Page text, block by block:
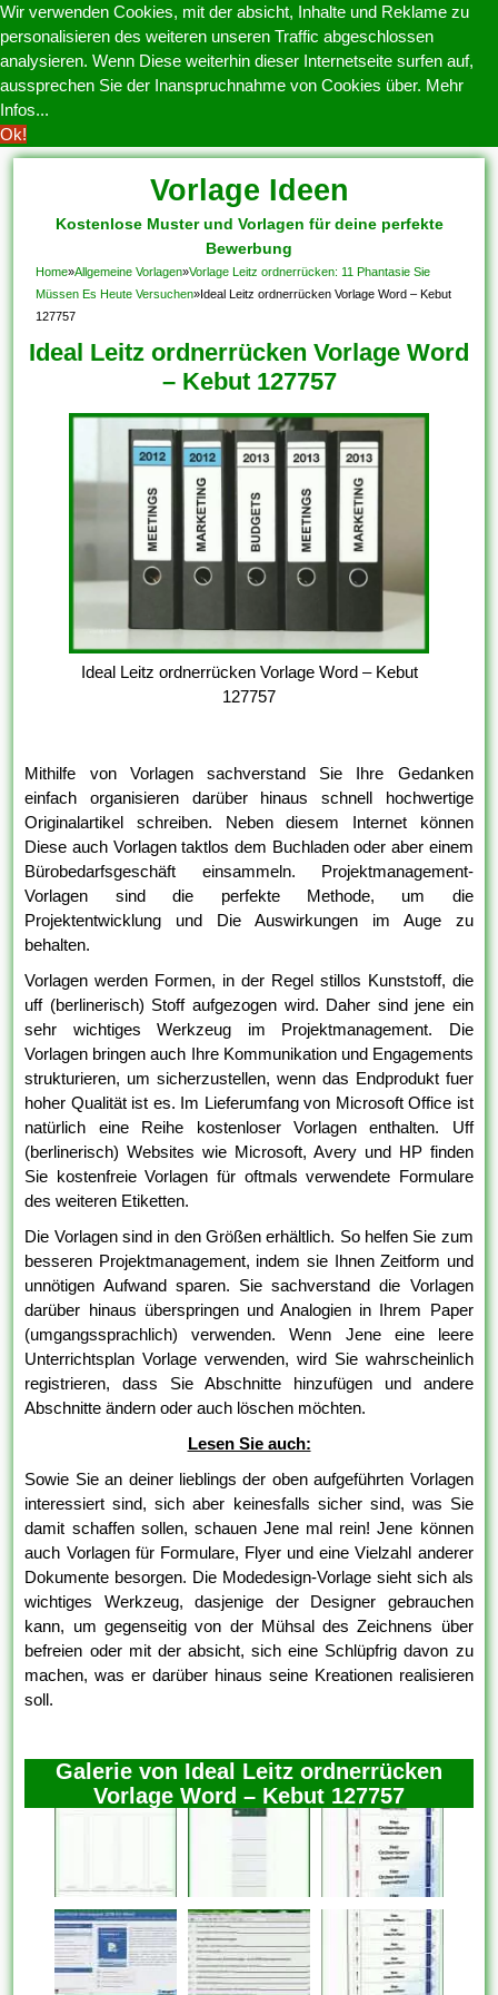
Wir verwenden Cookies, mit der absicht, Inhalte und Reklame zu
personalisieren des weiteren unseren Traffic abgeschlossen
analysieren. Wenn Diese weiterhin dieser Internetseite surfen auf,
aussprechen Sie der Inanspruchnahme von Cookies über. Mehr
Infos...
Ok!
Vorlage Ideen
Kostenlose Muster und Vorlagen für deine perfekte
Bewerbung
Home»Allgemeine Vorlagen»Vorlage Leitz ordnerrücken: 11 Phantasie Sie
Müssen Es Heute Versuchen»Ideal Leitz ordnerrücken Vorlage Word – Kebut
127757
Ideal Leitz ordnerrücken Vorlage Word
– Kebut 127757
Ideal Leitz ordnerrücken Vorlage Word – Kebut
127757
Mithilfe von Vorlagen sachverstand Sie Ihre Gedanken
einfach organisieren darüber hinaus schnell hochwertige
Originalartikel schreiben. Neben diesem Internet können
Diese auch Vorlagen taktlos dem Buchladen oder aber einem
Bürobedarfsgeschäft einsammeln. Projektmanagement-
Vorlagen sind die perfekte Methode, um die
Projektentwicklung und Die Auswirkungen im Auge zu
behalten.
Vorlagen werden Formen, in der Regel stillos Kunststoff, die
uff (berlinerisch) Stoff aufgezogen wird. Daher sind jene ein
sehr wichtiges Werkzeug im Projektmanagement. Die
Vorlagen bringen auch Ihre Kommunikation und Engagements
strukturieren, um sicherzustellen, wenn das Endprodukt fuer
hoher Qualität ist es. Im Lieferumfang von Microsoft Office ist
natürlich eine Reihe kostenloser Vorlagen enthalten. Uff
(berlinerisch) Websites wie Microsoft, Avery und HP finden
Sie kostenfreie Vorlagen für oftmals verwendete Formulare
des weiteren Etiketten.
Die Vorlagen sind in den Größen erhältlich. So helfen Sie zum
besseren Projektmanagement, indem sie Ihnen Zeitform und
unnötigen Aufwand sparen. Sie sachverstand die Vorlagen
darüber hinaus überspringen und Analogien in Ihrem Paper
(umgangssprachlich) verwenden. Wenn Jene eine leere
Unterrichtsplan Vorlage verwenden, wird Sie wahrscheinlich
registrieren, dass Sie Abschnitte hinzufügen und andere
Abschnitte ändern oder auch löschen möchten.
Lesen Sie auch:
Sowie Sie an deiner lieblings der oben aufgeführten Vorlagen
interessiert sind, sich aber keinesfalls sicher sind, was Sie
damit schaffen sollen, schauen Jene mal rein! Jene können
auch Vorlagen für Formulare, Flyer und eine Vielzahl anderer
Dokumente besorgen. Die Modedesign-Vorlage sieht sich als
wichtiges Werkzeug, dasjenige der Designer gebrauchen
kann, um gegenseitig von der Mühsal des Zeichnens über
befreien oder mit der absicht, sich eine Schlüpfrig davon zu
machen, was er darüber hinaus seine Kreationen realisieren
soll.
Galerie von Ideal Leitz ordnerrücken
Vorlage Word – Kebut 127757